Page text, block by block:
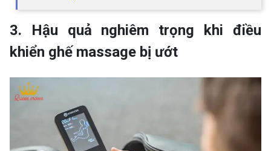
3. Hậu quả nghiêm trọng khi điều
khiển ghế massage bị ướt